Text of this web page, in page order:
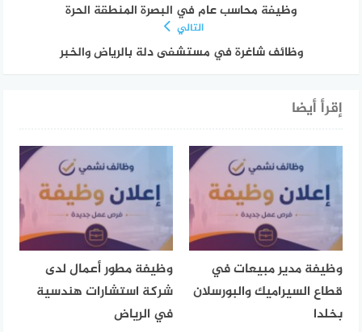
وظيفة محاسب عام في البصرة المنطقة الحرة
التالي
وظائف شاغرة في مستشفى دلة بالرياض والخبر
إقرأ أيضا
وظيفة مدير مبيعات في
قطاع السيراميك والبورسلان
بخلدا
وظيفة مطور أعمال لدى
شركة استشارات هندسية
في الرياض